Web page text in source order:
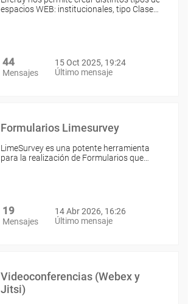
espacios WEB: institucionales, tipo Clase…
44
Mensajes
15 Oct 2025, 19:24
Último mensaje
Formularios Limesurvey
LimeSurvey es una potente herramienta
para la realización de Formularios que…
19
Mensajes
14 Abr 2026, 16:26
Último mensaje
Videoconferencias (Webex y
Jitsi)